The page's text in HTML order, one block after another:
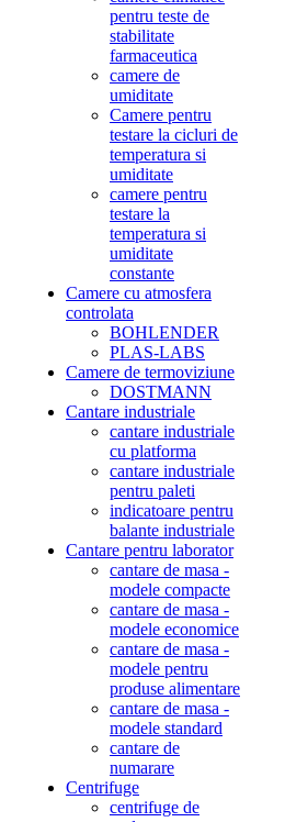
pentru teste de
stabilitate
farmaceutica
camere de
umiditate
Camere pentru
testare la cicluri de
temperatura si
umiditate
camere pentru
testare la
temperatura si
umiditate
constante
Camere cu atmosfera
controlata
BOHLENDER
PLAS-LABS
Camere de termoviziune
DOSTMANN
Cantare industriale
cantare industriale
cu platforma
cantare industriale
pentru paleti
indicatoare pentru
balante industriale
Cantare pentru laborator
cantare de masa -
modele compacte
cantare de masa -
modele economice
cantare de masa -
modele pentru
produse alimentare
cantare de masa -
modele standard
cantare de
numarare
Centrifuge
centrifuge de